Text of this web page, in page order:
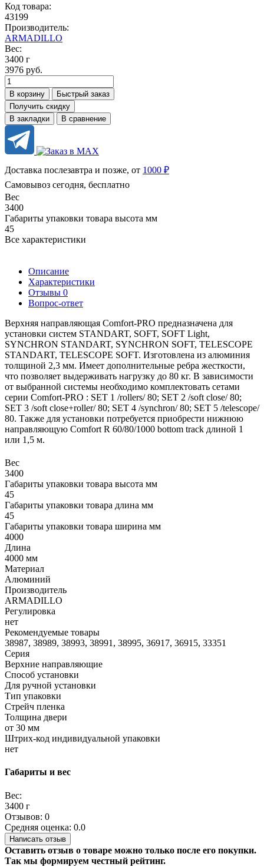
Код товара:
43199
Производитель:
ARMADILLO
Вес:
3400 г
3976 руб.
В корзину
Быстрый заказ
Получить скидку
В закладки
В сравнение
Доставка послезавтра и позже, от 1000 ₽
Самовывоз сегодня, бесплатно
Вес
3400
Габариты упаковки товара высота мм
45
Все характеристики
Описание
Характеристики
Отзывы 0
Вопрос-ответ
Верхняя направляющая Comfort-PRO предназначена для
установки систем STANDART, SOFT, SOFT Light,
SYNCHRON STANDART, SYNCHRON SOFT, TELESCOPE
STANDART, TELESCOPE SOFT. Изготовлена из алюминия
толщиной 2,3 мм. Имеет дополнительные ребра жесткости,
что позволяет выдерживать нагрузку до 80 кг. В зависимости
от выбранной системы необходимо комплектовать сетами
серии Comfort-PRO : SET 1 /rollers/ 80; SET 2 /soft close/ 80;
SET 3 /soft close+roller/ 80; SET 4 /synchron/ 80; SET 5 /telescope/
80. Также для установки потребуется приобрести нижнюю
направляющую Comfort R 60/80/1000 bottom track длиной 1
или 1,5 м.
Вес
3400
Габариты упаковки товара высота мм
45
Габариты упаковки товара длина мм
45
Габариты упаковки товара ширина мм
4000
Длина
4000 мм
Материал
Алюминий
Производитель
ARMADILLO
Регулировка
нет
Рекомендуемые товары
38987, 38989, 38993, 38991, 38995, 36917, 36915, 33351
Серия
Верхние направляющие
Способ установки
Для ручной установки
Тип упаковки
Стрейч пленка
Толщина двери
от 30 мм
Штрих-код индивидуальной упаковки
нет
Габариты и вес
Вес:
3400 г
Отзывов: 0
Средняя оценка: 0.0
Написать отзыв
Оставить отзыв о товаре можно только после его покупки.
Так мы формируем честный рейтинг.